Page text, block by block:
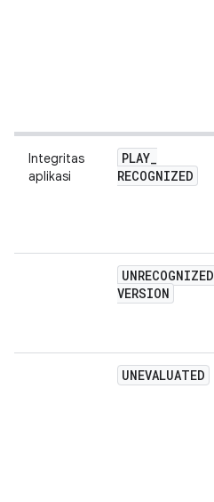
Integritas
aplikasi
PLAY_
RECOGNIZED
UNRECOGNIZED
VERSION
UNEVALUATED